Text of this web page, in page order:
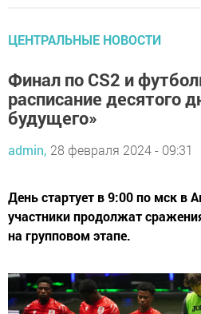
ЦЕНТРАЛЬНЫЕ НОВОСТИ
Финал по CS2 и
расписание десятого
будущего»
admin, 28 февраля 2024 - 09:31
День стартует в 9:00 по мск в
участники продолжат
на групповом этапе.